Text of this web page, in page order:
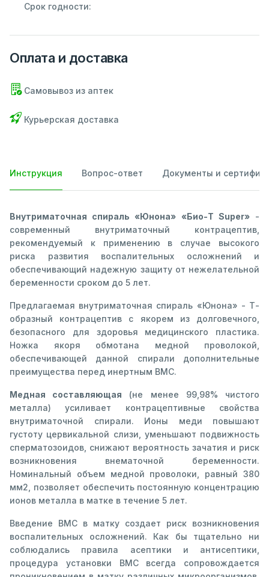
Срок годности:
Оплата и доставка
Самовывоз из аптек
Курьерская доставка
Инструкция Вопрос-ответ Документы и
Внутриматочная спираль «Юнона» «Био-Т Super»-
современный внутриматочный контрацептив,
рекомендуемый к применению в случае высокого
риска развития воспалительных осложнений и
обеспечивающий надежную защиту от нежелательной
беременности сроком до 5 лет.
Предлагаемая внутриматочная спираль «Юнона» - Т-
образный контрацептив с якорем из долговечного,
безопасного для здоровья медицинского пластика.
Ножка якоря обмотана медной проволокой,
обеспечивающей данной спирали дополнительные
преимущества перед инертным ВМС.
Медная составляющая (не менее 99,98% чистого
металла) усиливает контрацептивные свойства
внутриматочной спирали. Ионы меди повышают
густоту цервикальной слизи, уменьшают подвижность
сперматозоидов, снижают вероятность зачатия и риск
возникновения внематочной беременности.
Номинальный объем медной проволоки, равный 380
мм2, позволяет обеспечить постоянную концентрацию
ионов металла в матке в течение 5 лет.
Введение ВМС в матку создает риск возникновения
воспалительных осложнений. Как бы тщательно ни
соблюдались правила асептики и антисептики,
процедура установки ВМС всегда сопровождается